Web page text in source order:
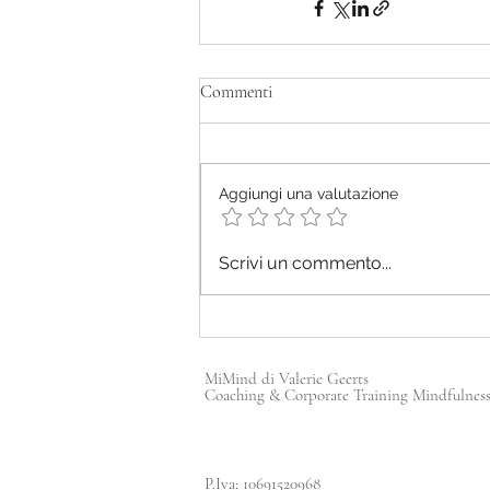
Commenti
Aggiungi una valutazione
Scrivi un commento...
MiMind di Valerie Geerts
Coaching & Corporate Training
P.Iva: 10691520968